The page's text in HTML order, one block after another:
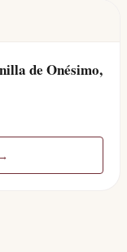
de Onésimo,